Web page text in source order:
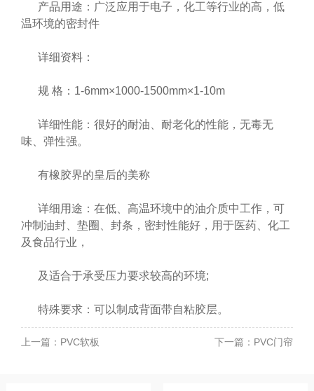
产品用途：广泛应用于电子，化工等行业的高，低
温环境的密封件
详细资料：
规 格：1-6mm×1000-1500mm×1-10m
详细性能：很好的耐油、耐老化的性能，无毒无
味、弹性强。
有橡胶界的皇后的美称
详细用途：在低、高温环境中的油介质中工作，可
冲制油封、垫圈、封条，密封性能好，用于医药、化工
及食品行业，
及适合于承受压力要求较高的环境;
特殊要求：可以制成背面带自粘胶层。
上一篇： PVC软板 下一篇： PVC门帘